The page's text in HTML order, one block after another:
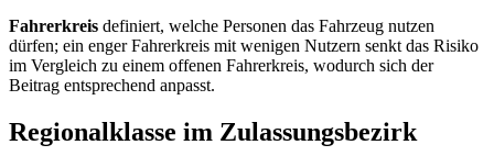
Fahrerkreis definiert, welche Personen das Fahrzeug nutzen
dürfen; ein enger Fahrerkreis mit wenigen Nutzern senkt das Risiko
im Vergleich zu einem offenen Fahrerkreis, wodurch sich der
Beitrag entsprechend anpasst.
Regionalklasse im Zulassungsbezirk